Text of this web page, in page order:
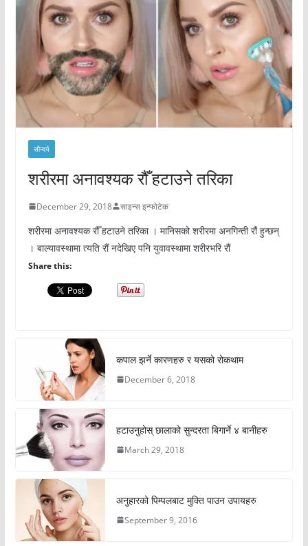
सौन्दर्य
शरीरमा अनावश्यक रौँ हटाउने तरिका
December 29, 2018 साइन्स इन्फोटेक
शरीरमा अनावश्यक रौँ हटाउने तरिका । मानिसको शरीरमा अनगिन्ती रौं हुन्छन्
। बाल्यावस्थामा त्यति रौं नदेखिए पनि युवावस्थामा शरीरभरि रौं
Share this:
कपाल झर्ने कारणहरु र यसको रोकथाम
December 6, 2018
हटाउनुहोस् छालाको सुन्दरता बिगार्ने ४ बानीहरु
March 29, 2018
अनुहारको पिम्पलबाट मुक्ति पाउन उपायहरु
September 9, 2016